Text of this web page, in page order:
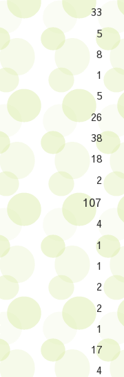
33
5
8
1
5
26
38
18
2
107
4
1
1
2
2
1
17
4